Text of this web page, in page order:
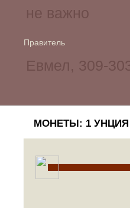
Правитель
МОНЕТЫ: 1 УНЦИЯ